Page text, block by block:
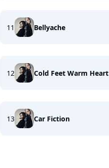
11 Bellyache
12 Cold Feet Warm Heart
13 Car Fiction